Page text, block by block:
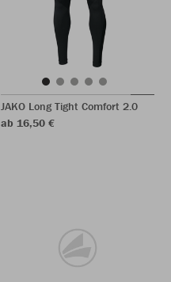
JAKO Long Tight Comfort 2.0
ab 16,50 €